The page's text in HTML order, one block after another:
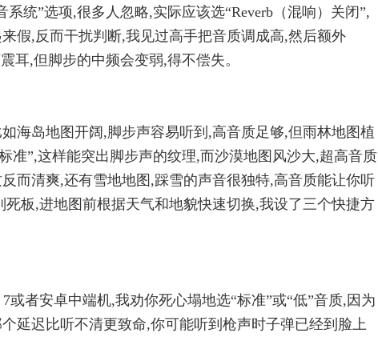
统”选项,很多人忽略,实际应该选“Reverb（混响）关闭”,
假,反而干扰判断,我见过高手把音质调成高,然后额外
耳,但脚步的中频会变弱,得不偿失。
海岛地图开阔,脚步声容易听到,高音质足够,但雨林地图植
准”,这样能突出脚步声的纹理,而沙漠地图风沙大,超高音质
而清爽,还有雪地地图,踩雪的声音很独特,高音质能让你听
板,进地图前根据天气和地貌快速切换,我设了三个快捷方
或者安卓中端机,我劝你死心塌地选“标准”或“低”音质,因为
延迟比听不清更致命,你可能听到枪声时子弹已经到脸上